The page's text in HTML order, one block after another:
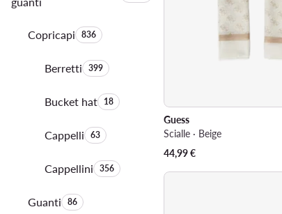
CopricapiQuantità di prodotti:
836
BerrettiQuantità di prodotti:
399
Bucket hatQuantità di prodotti:
18
CappelliQuantità di prodotti:
63
CappelliniQuantità di prodotti:
356
GuantiQuantità di prodotti:
86
Guess
Scialle · Beige
44,99€